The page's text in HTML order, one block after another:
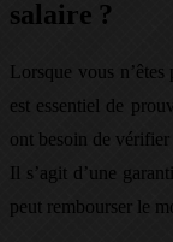
salaire ?
Lorsque vous
est essentiel de
ont besoin de vérifier
Il s’agit d’une
peut rembourser le